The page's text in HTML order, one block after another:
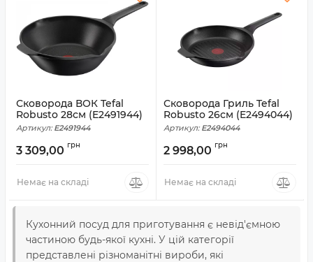
Сковорода ВОК Tefal
Robusto 28см (E2491944)
Артикул: E2491944
3 309,00 грн
Немає на складі
Сковорода Гриль Tefal
Robusto 26см (E2494044)
Артикул: E2494044
2 998,00 грн
Немає на складі
Кухонний посуд для приготування є невід'ємною
частиною будь-якої кухні. У цій категорії
представлені різноманітні вироби, які